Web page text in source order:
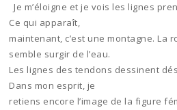
Je m’éloigne et je vois les lignes
Ce qui apparaît,
maintenant, c’est une montagne. La
semble surgir de l’eau.
Les lignes des tendons dessinent
Dans mon esprit, je
retiens encore l’image de la figure